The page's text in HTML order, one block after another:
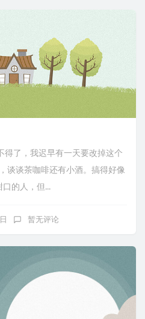
得了，我迟早有一天要改掉这个
谈谈茶咖啡还有小酒。搞得好像
的人，但...
暂无评论